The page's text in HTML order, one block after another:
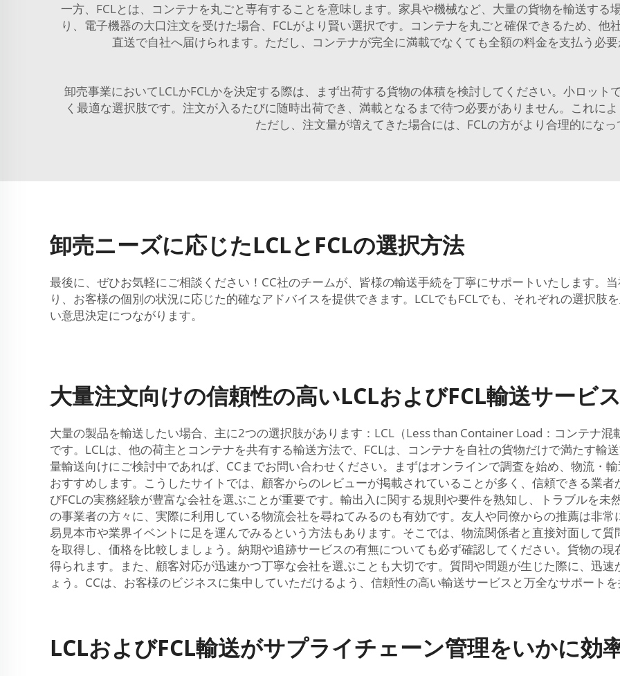
一方、FCLとは、コンテナを丸ごと専有することを意味します。家具や機械など、大量の貨物を輸送する
り、電子機器の大口注文を受けた場合、FCLがより賢い選択です。コンテナを丸ごと確保できるため、
直送で自社へ届けられます。ただし、コンテナが完全に満載でなくても全額の料金を支払う必
卸売事業においてLCLかFCLかを決定する際は、まず出荷する貨物の体積を検討してください。小ロット
く最適な選択肢です。注文が入るたびに随時出荷でき、満載となるまで待つ必要がありません。これに
ただし、注文量が増えてきた場合には、FCLの方がより合理的にな
卸売ニーズに応じたLCLとFCLの選択方法
最後に、ぜひお気軽にご相談ください！CC社のチームが、皆様の輸送手続を丁寧にサポートいたします。
り、お客様の個別の状況に応じた的確なアドバイスを提供できます。LCLでもFCLでも、それぞれの選択肢
い意思決定につながります。
大量注文向けの信頼性の高いLCLおよびFCL輸送サービ
大量の製品を輸送したい場合、主に2つの選択肢があります：LCL（Less than Container Load：コンテナ
です。LCLは、他の荷主とコンテナを共有する輸送方法で、FCLは、コンテナを自社の貨物だけで満たす輸
量輸送向けにご検討中であれば、CCまでお問い合わせください。まずはオンラインで調査を始め、物流・
おすすめします。こうしたサイトでは、顧客からのレビューが掲載されていることが多く、信頼できる業
びFCLの実務経験が豊富な会社を選ぶことが重要です。輸出入に関する規則や要件を熟知し、トラブルを
の事業者の方々に、実際に利用している物流会社を尋ねてみるのも有効です。友人や同僚からの推薦は非
易見本市や業界イベントに足を運んでみるという方法もあります。そこでは、物流関係者と直接対面して
を取得し、価格を比較しましょう。納期や追跡サービスの有無についても必ず確認してください。貨物の
得られます。また、顧客対応が迅速かつ丁寧な会社を選ぶことも大切です。質問や問題が生じた際に、迅
ょう。CCは、お客様のビジネスに集中していただけるよう、信頼性の高い輸送サービスと万全なサポート
LCLおよびFCL輸送がサプライチェーン管理をいかに効